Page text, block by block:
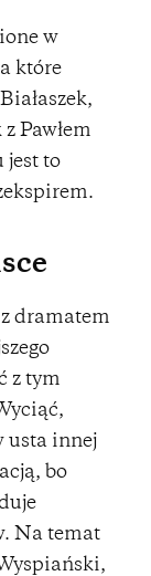
w
które
Pawłem
jest to
dramatem
z tym
usta innej
bo
Na temat